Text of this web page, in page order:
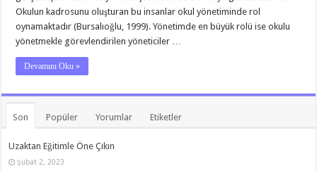
Okulun kadrosunu oluşturan bu insanlar okul yönetiminde rol
oynamaktadır (Bursalıoğlu, 1999). Yönetimde en büyük rolü ise okulu
yönetmekle görevlendirilen yöneticiler …
Devamını Oku »
Son Popüler Yorumlar Etiketler
Uzaktan Eğitimle Öne Çıkın
Şubat 2, 2023